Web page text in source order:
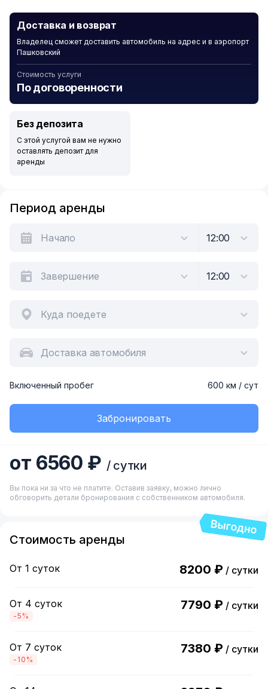
Доставка и возврат
Владелец сможет доставить автомобиль на адрес и в аэропорт
Пашковский
Стоимость услуги
По договоренности
Без депозита
С этой услугой вам не нужно
оставлять депозит для
аренды
Период аренды
Куда поедете
Доставка автомобиля
Включенный пробег 600 км / сут
Забронировать
от 6560 ₽ / сутки
Вы пока ни за что не платите. Оставив заявку, можно лично
обговорить детали бронирования с собственником автомобиля.
Стоимость аренды
От 1 суток 8200 ₽ / сутки
От 4 суток
-5%
7790 ₽ / сутки
От 7 суток
-10%
7380 ₽ / сутки